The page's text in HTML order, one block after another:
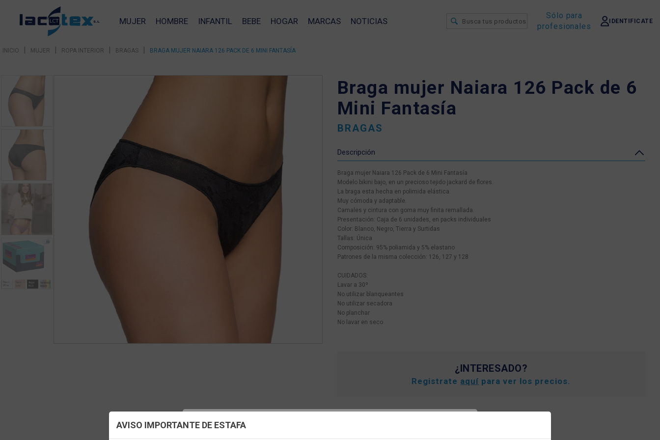
MUJER HOMBRE INFANTIL BEBE HOGAR MARCAS NOTICIAS
Sólo para
profesionales
IDENTIFICATE
INICIO | MUJER | ROPA INTERIOR | BRAGAS | BRAGA MUJER NAIARA 126 PACK DE 6 MINI FANTASÍA
Braga mujer Naiara 126 Pack de 6
Mini Fantasía
BRAGAS
Descripción
Braga mujer Naiara 126 Pack de 6 Mini Fantasía
Modelo bikini bajo, en un precioso tejido jackard de flores.
La braga esta hecha en polimida elástica.
Muy cómoda y adaptable.
Camales y cintura con goma muy finita remallada.
Presentación: Caja de 6 unidades, en packs individuales
Color: Blanco, Negro, Tierra y Surtidas
Tallas: Única
Composición: 95% poliamida y 5% elastano
Patrones de la misma colección: 126, 127 y 128
CUIDADOS:
Lavar a 30º
No utilizar blanqueantes
No utilizar secadora
No planchar
No lavar en seco
¿INTERESADO?
Registrate aquí para ver los precios.
Configuración de cookies
AVISO IMPORTANTE DE ESTAFA